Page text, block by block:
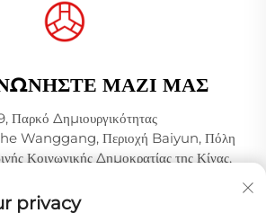
ΜΑΖΊ ΜΑΣ
Παρκό Δημιουργικότητας
Wanggang, Περιοχή Baiyun, Πόλη
Κοινωνικής Δημοκρατίας της Κίνας,
privacy